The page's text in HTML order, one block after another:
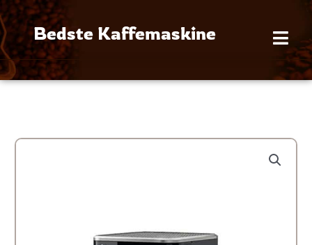
til
indholdetBedste Kaffemaskine